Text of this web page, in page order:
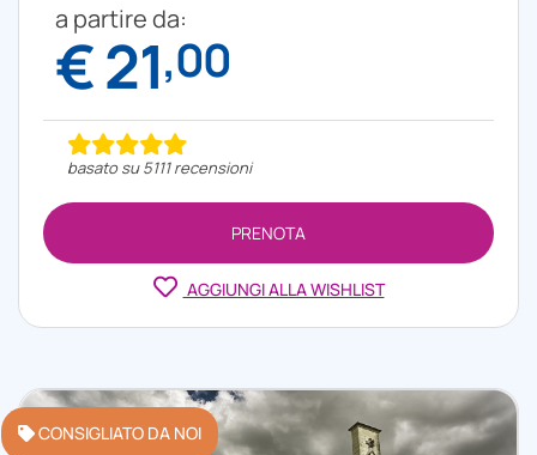
a partire da:
€ 21,00
basato su 5111 recensioni
PRENOTA
AGGIUNGI ALLA WISHLIST
CONSIGLIATO DA NOI